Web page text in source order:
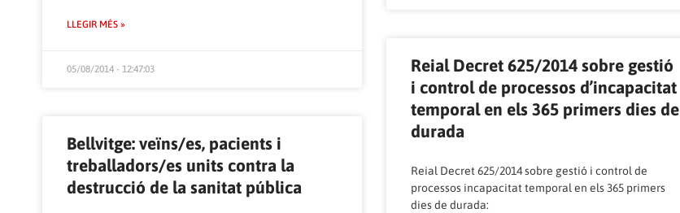
LLEGIR MÉS »
05/08/2014 - 12:47:03
Bellvitge: veïns/es, pacients i
treballadors/es units contra la
destrucció de la sanitat pública
Reial Decret 625/2014 sobre gestió
i control de processos d’incapacitat
temporal en els 365 primers dies de
durada
Reial Decret 625/2014 sobre gestió i control de
processos incapacitat temporal en els 365 primers
dies de durada: